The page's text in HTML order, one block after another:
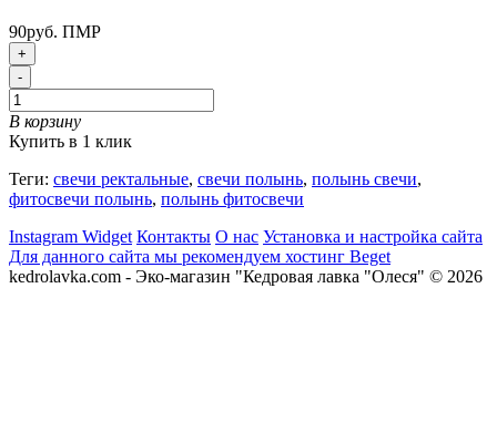
90руб. ПМР
+
-
В корзину
Купить в 1 клик
Теги: свечи ректальные, свечи полынь, полынь свечи,
фитосвечи полынь, полынь фитосвечи
Instagram Widget Контакты О нас Установка и настройка сайта
Для данного сайта мы рекомендуем хостинг Beget
kedrolavka.com - Эко-магазин "Кедровая лавка "Олеся" © 2026